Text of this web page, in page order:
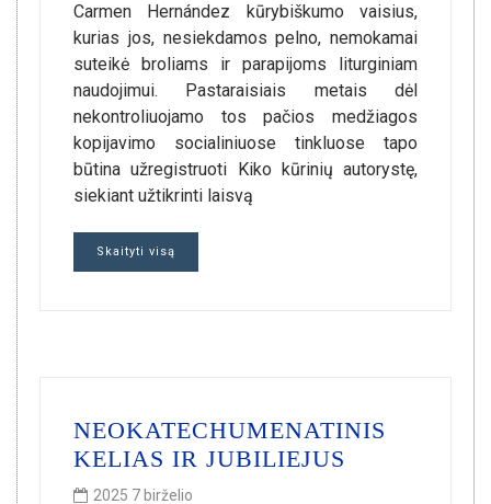
Carmen Hernández kūrybiškumo vaisius,
kurias jos, nesiekdamos pelno, nemokamai
suteikė broliams ir parapijoms liturginiam
naudojimui. Pastaraisiais metais dėl
nekontroliuojamo tos pačios medžiagos
kopijavimo socialiniuose tinkluose tapo
būtina užregistruoti Kiko kūrinių autorystę,
siekiant užtikrinti laisvą
Skaityti visą
NEOKATECHUMENATINIS
KELIAS IR JUBILIEJUS
2025 7 birželio